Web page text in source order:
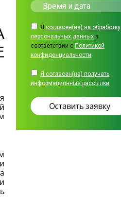
Я согласен(на) на обработку
персональных данных в
соответствии с Политикой
конфиденциальности
Я согласен(на) получать
информационные рассылки